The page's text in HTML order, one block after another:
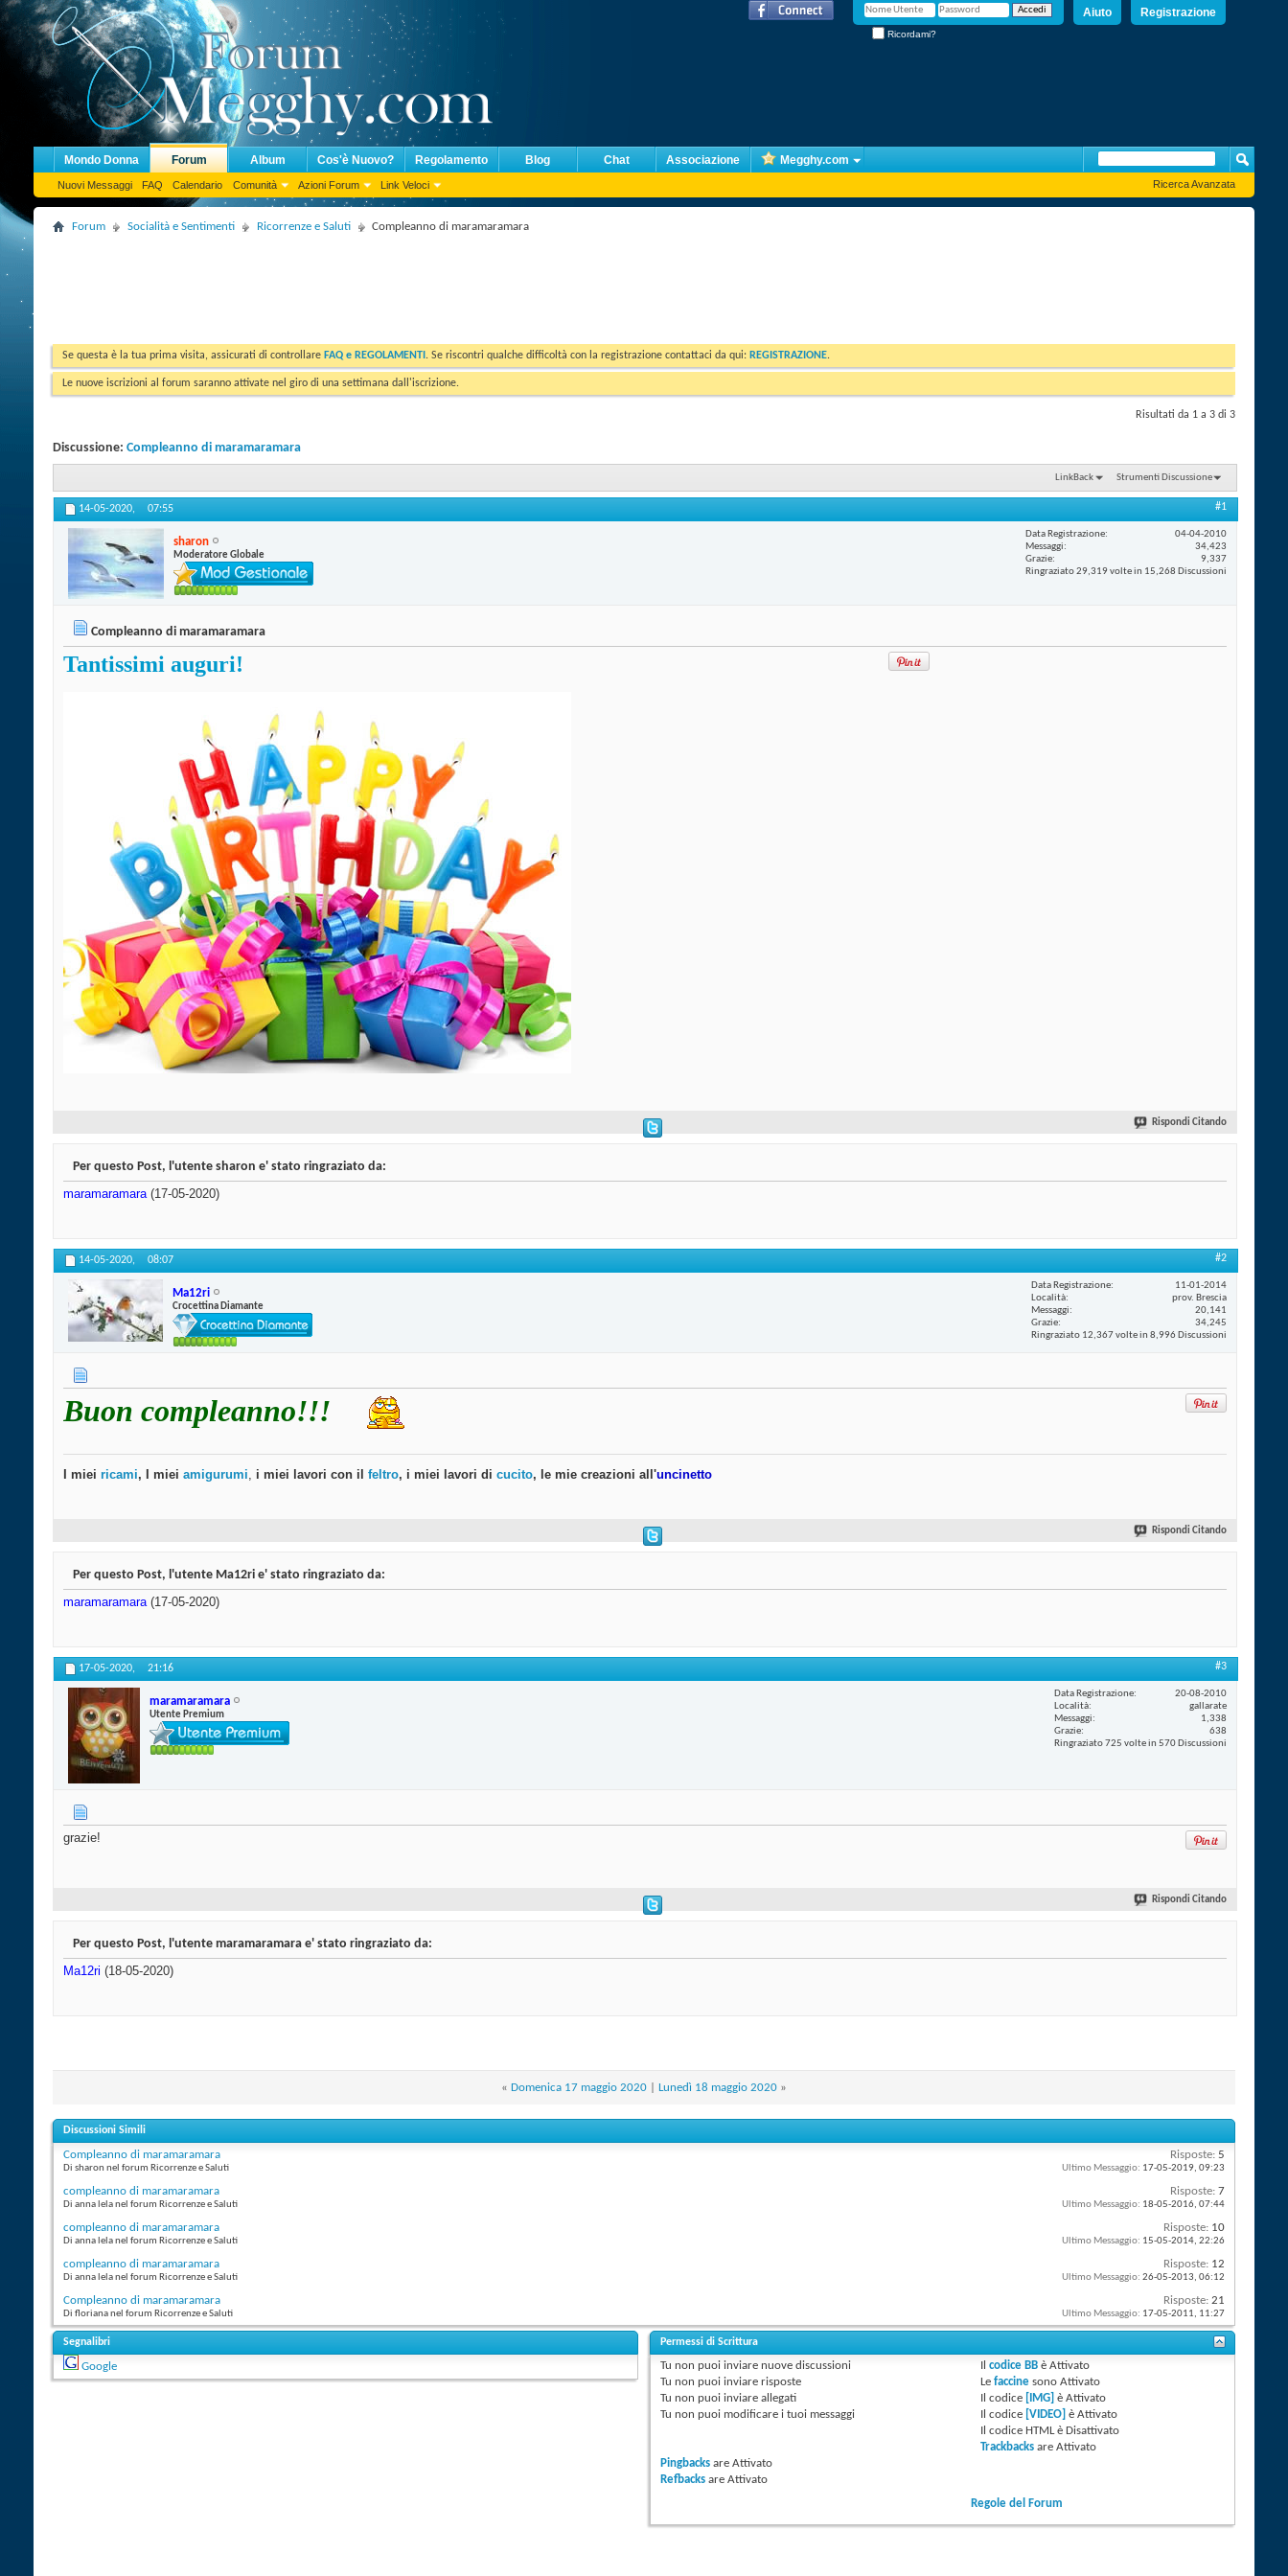
Registrazione
Aiuto
Ricordami?
Mondo Donna Forum
Nuovi Messaggi FAQ Calendario Comunità Azioni Forum Link Veloci
Album Cos'è Nuovo? Regolamento Blog Chat Associazione Megghy.com
Ricerca Avanzata
Forum Socialità e Sentimenti Ricorrenze e Saluti Compleanno di maramaramara
Se questa è la tua prima visita, assicurati di controllare FAQ e REGOLAMENTI . Se riscontri qualche difficoltà con la registrazione contattaci da qui: REGISTRAZIONE.
Le nuove iscrizioni al forum saranno attivate nel giro di una settimana dall'iscrizione.
Risultati da 1 a 3 di 3
Discussione: Compleanno di maramaramara
LinkBack Strumenti Discussione
14-05-2020, 07:55 #1
sharon
Moderatore Globale
Data Registrazione
04-04-2010
Messaggi
34,423
Grazie
9,337
Ringraziato 29,319 volte in 15,268 Discussioni
Compleanno di maramaramara
Tantissimi auguri!
Rispondi Citando
Per questo Post, l'utente sharon e' stato ringraziato da:
maramaramara(17-05-2020)
14-05-2020, 08:07 #2
Ma12ri
Crocettina Diamante
Data Registrazione
11-01-2014
Località
prov. Brescia
Messaggi
20,141
Grazie
34,245
Ringraziato 12,367 volte in 8,996 Discussioni
Buon compleanno!!!
I miei ricami, I miei amigurumi, i miei lavori con il feltro, i miei lavori di cucito, le mie creazioni all'uncinetto
Rispondi Citando
Per questo Post, l'utente Ma12ri e' stato ringraziato da:
maramaramara(17-05-2020)
17-05-2020, 21:16 #3
maramaramara
Utente Premium
Data Registrazione
20-08-2010
Località
gallarate
Messaggi
1,338
Grazie
638
Ringraziato 725 volte in 570 Discussioni
grazie!
Rispondi Citando
Per questo Post, l'utente maramaramara e' stato ringraziato da:
Ma12ri (18-05-2020)
« Domenica 17 maggio 2020 Lunedì 18 maggio 2020 »
Discussioni Simili
Compleanno di maramaramara
Di sharon nel forum Ricorrenze e Saluti
Risposte: 5
Ultimo Messaggio: 17-05-2019, 09:23
compleanno di maramaramara
Di anna lela nel forum Ricorrenze e Saluti
Risposte: 7
Ultimo Messaggio: 18-05-2016, 07:44
compleanno di maramaramara
Di anna lela nel forum Ricorrenze e Saluti
Risposte: 10
Ultimo Messaggio: 15-05-2014, 22:26
compleanno di maramaramara
Di anna lela nel forum Ricorrenze e Saluti
Risposte: 12
Ultimo Messaggio: 26-05-2013, 06:12
Compleanno di maramaramara
Di floriana nel forum Ricorrenze e Saluti
Risposte: 21
Ultimo Messaggio: 17-05-2011, 11:27
Segnalibri
Google
Permessi di Scrittura
Tu non puoi inviare nuove discussioni
Tu non puoi inviare risposte
Tu non puoi inviare allegati
Tu non puoi modificare i tuoi messaggi
Ilcodice BB èAttivato
Lefaccine sonoAttivato
Il codice
[IMG] èAttivato
Il codice [VIDEO] èAttivato
Il codice HTML è Disattivato
Trackbacks areAttivato
Pingbacks areAttivato
Refbacks areAttivato
Regole del Forum